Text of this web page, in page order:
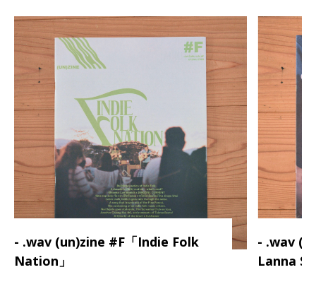
- .wav (un)zine #F「Indie Folk
Nation」
- .wav
Lanna